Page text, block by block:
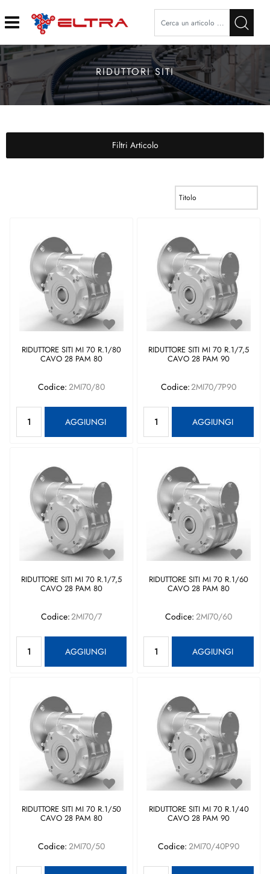
Open
RIDUTTORI SITI
Filtri Articolo
RIDUTTORE SITI MI 70 R.1/80
CAVO 28 PAM 80
Codice: 2MI70/80
AGGIUNGI
RIDUTTORE SITI MI 70 R.1/7,5
CAVO 28 PAM 90
Codice:2MI70/7P90
AGGIUNGI
RIDUTTORE SITI MI 70 R.1/7,5
CAVO 28 PAM 80
Codice:2MI70/7
AGGIUNGI
RIDUTTORE SITI MI 70 R.1/60
CAVO 28 PAM 80
Codice: 2MI70/60
AGGIUNGI
RIDUTTORE SITI MI 70 R.1/50
CAVO 28 PAM 80
Codice: 2MI70/50
RIDUTTORE SITI MI 70 R.1/40
CAVO 28 PAM 90
Codice: 2MI70/40P90